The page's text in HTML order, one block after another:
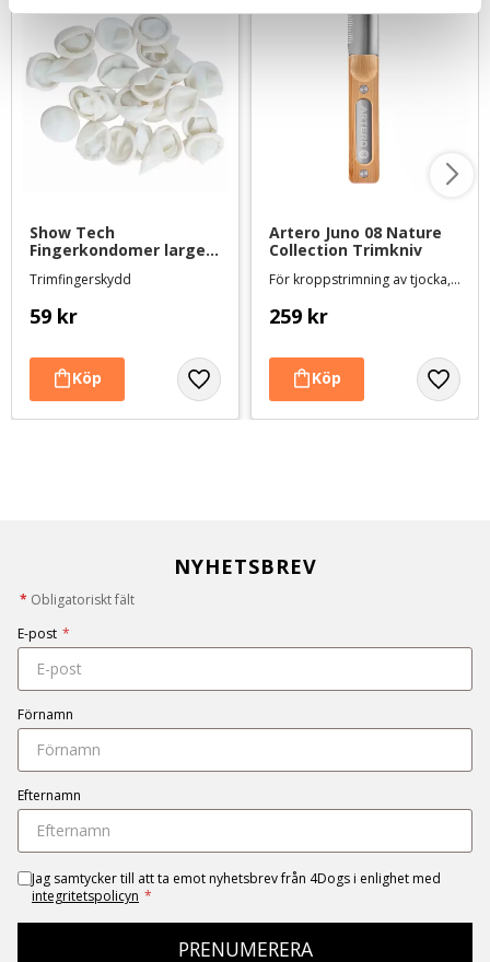
Show Tech
Fingerkondomer large
Trimfingerskydd
59 kr
Artero Juno 08 Nature
Collection Trimkniv
För kroppstrimning av tjocka, sträva pälsar
259 kr
NYHETSBREV
* Obligatoriskt fält
E-post *
Förnamn
Efternamn
Jag samtycker till att ta emot nyhetsbrev från 4Dogs i enlighet med
integritetspolicyn *
PRENUMERERA